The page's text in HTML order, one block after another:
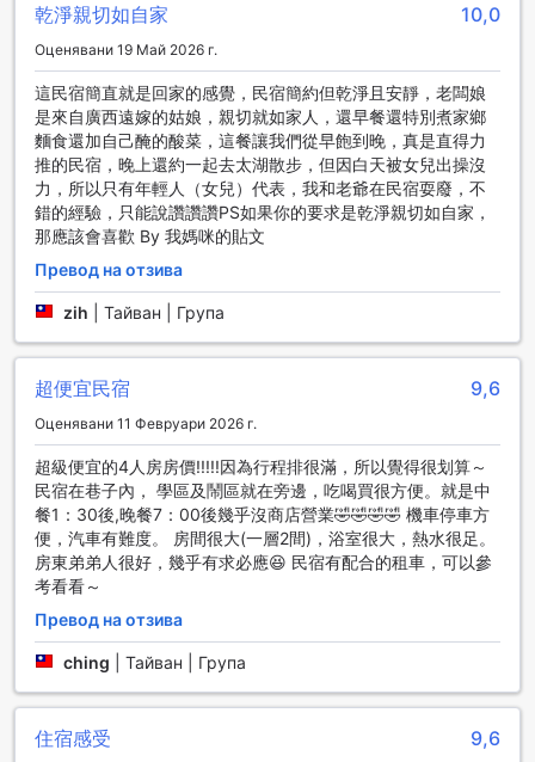
乾淨親切如自家 10,0
Оценявани 19 Май 2026 г.
這民宿簡直就是回家的感覺，民宿簡約但乾淨且安靜，老闆娘
是來自廣西遠嫁的姑娘，親切就如家人，還早餐還特別煮家鄉
麵食還加自己醃的酸菜，這餐讓我們從早飽到晚，真是直得力
推的民宿，晚上還約一起去太湖散步，但因白天被女兒出操沒
力，所以只有年輕人（女兒）代表，我和老爺在民宿耍廢，不
錯的經驗，只能說讚讚讚PS如果你的要求是乾淨親切如自家，
那應該會喜歡 By 我媽咪的貼文
Превод на отзива
zih Тайван | Група
超便宜民宿 9,6
Оценявани 11 Февруари 2026 г.
超級便宜的4人房房價!!!!!因為行程排很滿，所以覺得很划算～
民宿在巷子內， 學區及鬧區就在旁邊，吃喝買很方便。就是中
餐1：30後,晚餐7：00後幾乎沒商店營業🤣🤣🤣🤣 機車停車方
便，汽車有難度。 房間很大(一層2間)，浴室很大，熱水很足。
房東弟弟人很好，幾乎有求必應😆 民宿有配合的租車，可以參
考看看～
Превод на отзива
ching Тайван | Група
住宿感受 9,6